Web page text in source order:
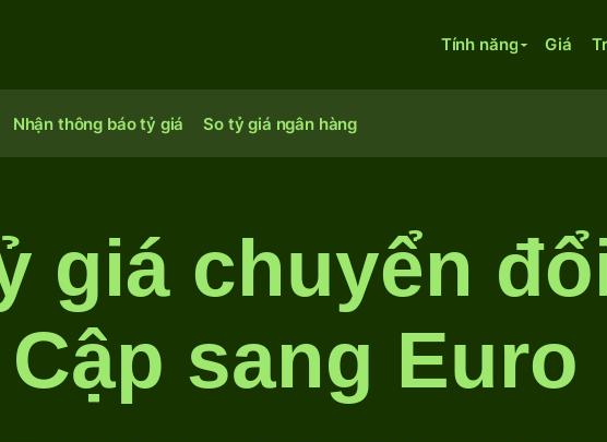
Tính năng Giá
Nhận thông báo tỷ giá So tỷ giá ngân hàng
giá chuyển
sang Euro